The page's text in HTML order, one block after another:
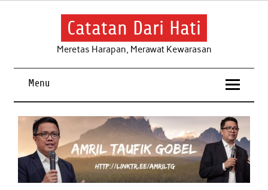
Skip
Catatan Dari Hati
Meretas Harapan, Merawat Kewarasan
Menu